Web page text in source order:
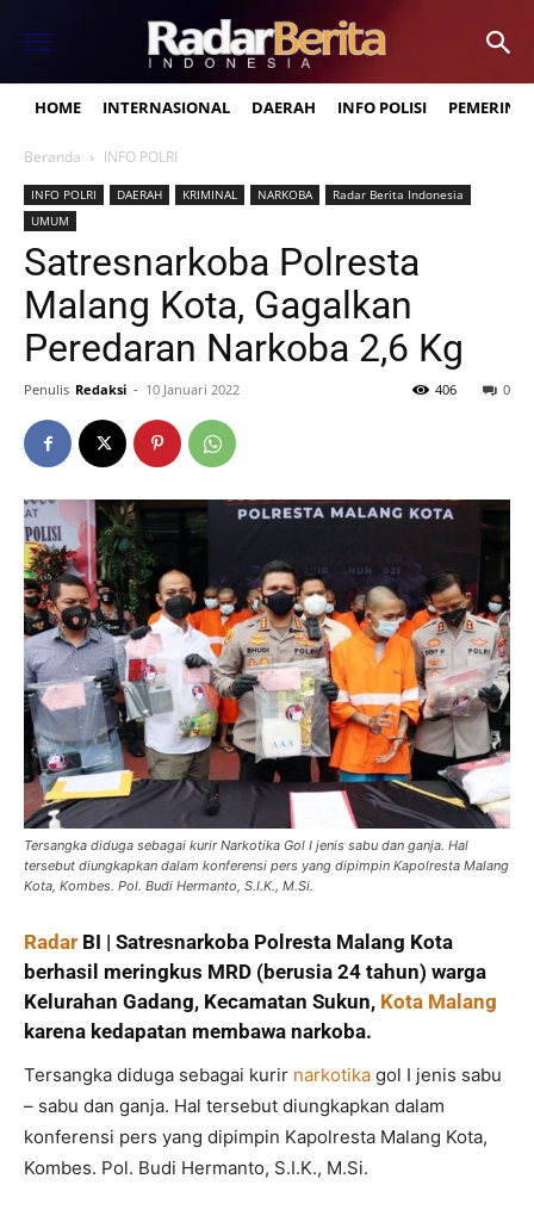
HOME INTERNASIONAL DAERAH INFO POLISI
Beranda INFO POLRI
INFO POLRI DAERAH KRIMINAL NARKOBA
Radar Berita Indonesia
UMUM
Satresnarkoba Polresta
Malang Kota, Gagalkan
Peredaran Narkoba 2,6 Kg
Penulis Redaksi - 10 Januari 2022 0
406
Tersangka diduga sebagai kurir Narkotika Gol I jenis sabu dan ganja. Hal
tersebut diungkapkan dalam konferensi pers yang dipimpin Kapolresta Malang
Kota, Kombes. Pol. Budi Hermanto, S.I.K., M.Si.
Radar BI | Satresnarkoba Polresta Malang Kota
berhasil meringkus MRD (berusia 24 tahun) warga
Kelurahan Gadang, Kecamatan Sukun, Kota Malang
karena kedapatan membawa narkoba.
Tersangka diduga sebagai kurir narkotika gol I jenis sabu
– sabu dan ganja. Hal tersebut diungkapkan dalam
konferensi pers yang dipimpin Kapolresta Malang Kota,
Kombes. Pol. Budi Hermanto, S.I.K., M.Si.